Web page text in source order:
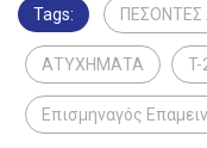
Tags: ΠΕΣΟΝΤΕΣ
ΑΤΥΧΗΜΑΤΑ T-
Επισμηναγός